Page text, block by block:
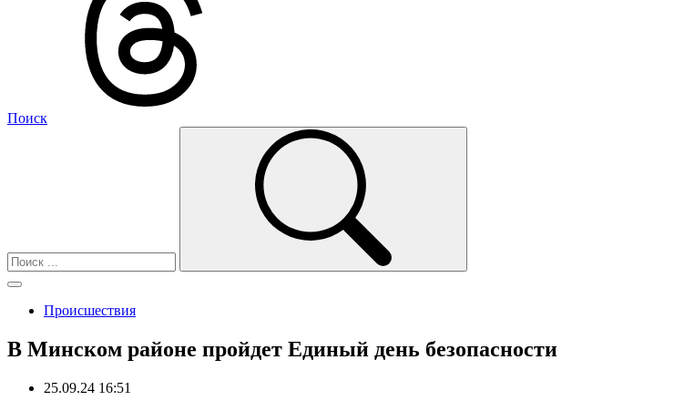
Поиск
Происшествия
В Минском районе пройдет Единый день безопасности
25.09.24 16:51